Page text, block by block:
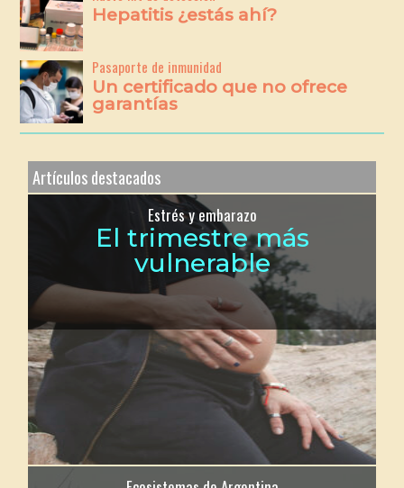
Hepatitis ¿estás ahí?
Pasaporte de inmunidad
Un certificado que no ofrece
garantías
Artículos destacados
Estrés y embarazo
El trimestre más
vulnerable